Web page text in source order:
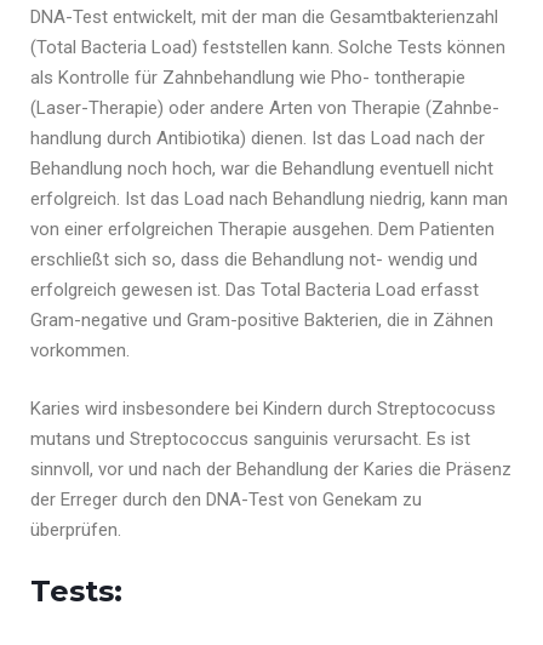
DNA-Test entwickelt, mit der man die Gesamtbakterienzahl
(Total Bacteria Load) feststellen kann. Solche Tests können
als Kontrolle für Zahnbehandlung wie Pho- tontherapie
(Laser-Therapie) oder andere Arten von Therapie (Zahnbe-
handlung durch Antibiotika) dienen. Ist das Load nach der
Behandlung noch hoch, war die Behandlung eventuell nicht
erfolgreich. Ist das Load nach Behandlung niedrig, kann man
von einer erfolgreichen Therapie ausgehen. Dem Patienten
erschließt sich so, dass die Behandlung not- wendig und
erfolgreich gewesen ist. Das Total Bacteria Load erfasst
Gram-negative und Gram-positive Bakterien, die in Zähnen
vorkommen.
Karies wird insbesondere bei Kindern durch Streptococuss
mutans und Streptococcus sanguinis verursacht. Es ist
sinnvoll, vor und nach der Behandlung der Karies die Präsenz
der Erreger durch den DNA-Test von Genekam zu
überprüfen.
Tests: